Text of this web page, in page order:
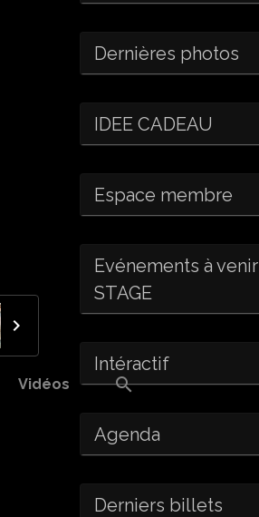
Vidéos
Dernières photos
IDEE CADEAU
Espace membre
Evénements à venir
STAGE
Intéractif
Agenda
Derniers billets